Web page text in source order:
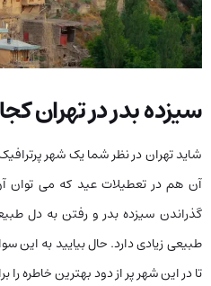
سیزده بدر در تهران
شاید تهران در نظر شما یک شهر
آن هم در تعطیلات عید که می توان
گذراندن سیزده بدر و رفتن به دل
طبیعی زیادی دارد. حال بیایید به این
تا در این شهر پر از دود بهترین خاطره را